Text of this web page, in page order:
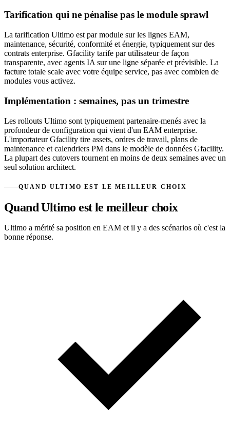
Tarification qui ne pénalise pas le module sprawl
La tarification Ultimo est par module sur les lignes EAM,
maintenance, sécurité, conformité et énergie, typiquement sur des
contrats enterprise. Gfacility tarife par utilisateur de façon
transparente, avec agents IA sur une ligne séparée et prévisible. La
facture totale scale avec votre équipe service, pas avec combien de
modules vous activez.
Implémentation : semaines, pas un trimestre
Les rollouts Ultimo sont typiquement partenaire-menés avec la
profondeur de configuration qui vient d'un EAM enterprise.
L'importateur Gfacility tire assets, ordres de travail, plans de
maintenance et calendriers PM dans le modèle de données Gfacility.
La plupart des cutovers tournent en moins de deux semaines avec un
seul solution architect.
QUAND ULTIMO EST LE MEILLEUR CHOIX
Quand Ultimo est le meilleur choix
Ultimo a mérité sa position en EAM et il y a des scénarios où c'est la
bonne réponse.